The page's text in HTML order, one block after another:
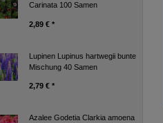
Carinata 100 Samen
2,89 € *
Lupinen Lupinus hartwegii bunte
Mischung 40 Samen
2,79 € *
Azalee Godetia Clarkia amoena